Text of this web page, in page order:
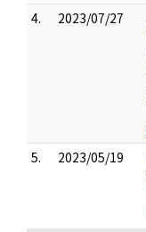
4. 2023/07/27
5. 2023/05/19